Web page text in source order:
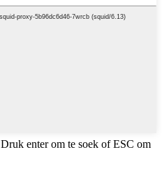
Druk enter om te soek of ESC om